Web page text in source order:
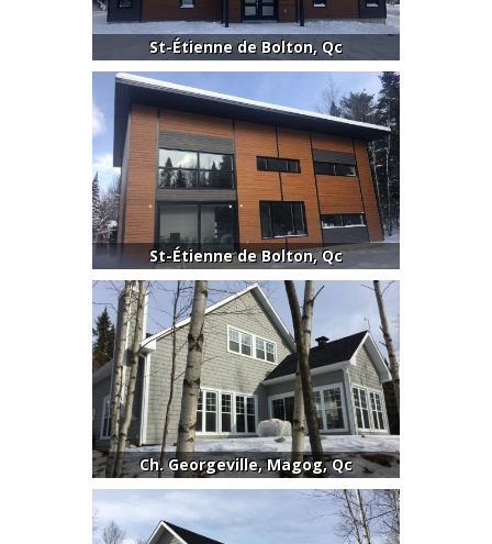
St-Étienne de Bolton, Qc
St-Étienne de Bolton, Qc
Ch. Georgeville, Magog, Qc